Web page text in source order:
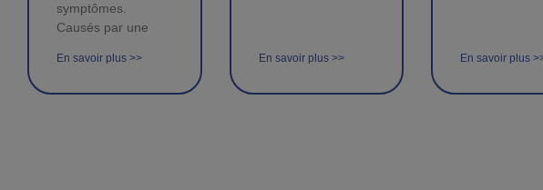
symptômes.
Causés par une
En savoir plus >> En savoir plus >> En savoir plus